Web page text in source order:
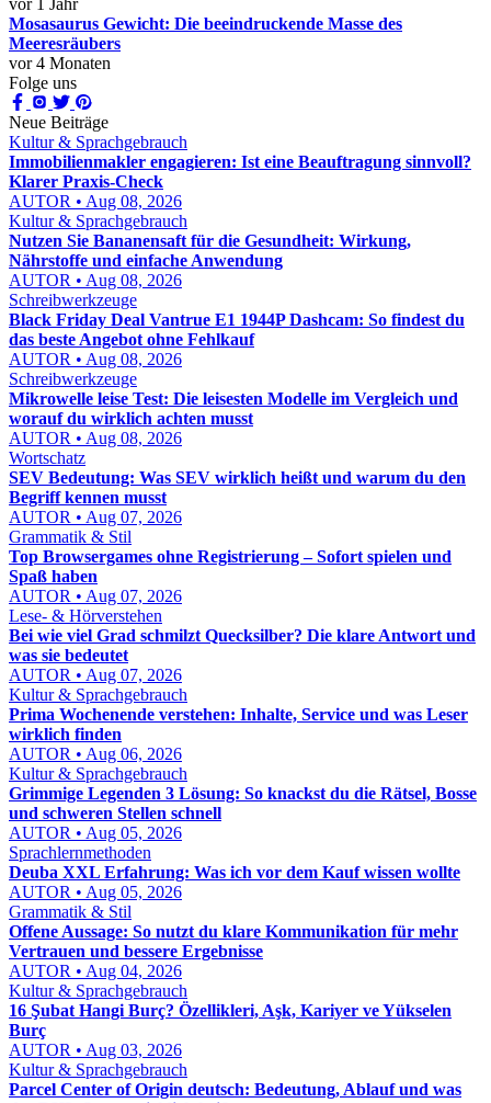
vor 1 Jahr
Mosasaurus Gewicht: Die beeindruckende Masse des
Meeresräubers
vor 4 Monaten
Folge uns
Neue Beiträge
Kultur & Sprachgebrauch
Immobilienmakler engagieren: Ist eine Beauftragung sinnvoll?
Klarer Praxis-Check
AUTOR • Aug 08, 2026
Kultur & Sprachgebrauch
Nutzen Sie Bananensaft für die Gesundheit: Wirkung,
Nährstoffe und einfache Anwendung
AUTOR • Aug 08, 2026
Schreibwerkzeuge
Black Friday Deal Vantrue E1 1944P Dashcam: So findest du
das beste Angebot ohne Fehlkauf
AUTOR • Aug 08, 2026
Schreibwerkzeuge
Mikrowelle leise Test: Die leisesten Modelle im Vergleich und
worauf du wirklich achten musst
AUTOR • Aug 08, 2026
Wortschatz
SEV Bedeutung: Was SEV wirklich heißt und warum du den
Begriff kennen musst
AUTOR • Aug 07, 2026
Grammatik & Stil
Top Browsergames ohne Registrierung – Sofort spielen und
Spaß haben
AUTOR • Aug 07, 2026
Lese- & Hörverstehen
Bei wie viel Grad schmilzt Quecksilber? Die klare Antwort und
was sie bedeutet
AUTOR • Aug 07, 2026
Kultur & Sprachgebrauch
Prima Wochenende verstehen: Inhalte, Service und was Leser
wirklich finden
AUTOR • Aug 06, 2026
Kultur & Sprachgebrauch
Grimmige Legenden 3 Lösung: So knackst du die Rätsel, Bosse
und schweren Stellen schnell
AUTOR • Aug 05, 2026
Sprachlernmethoden
Deuba XXL Erfahrung: Was ich vor dem Kauf wissen wollte
AUTOR • Aug 05, 2026
Grammatik & Stil
Offene Aussage: So nutzt du klare Kommunikation für mehr
Vertrauen und bessere Ergebnisse
AUTOR • Aug 04, 2026
Kultur & Sprachgebrauch
16 Şubat Hangi Burç? Özellikleri, Aşk, Kariyer ve Yükselen
Burç
AUTOR • Aug 03, 2026
Kultur & Sprachgebrauch
Parcel Center of Origin deutsch: Bedeutung, Ablauf und was